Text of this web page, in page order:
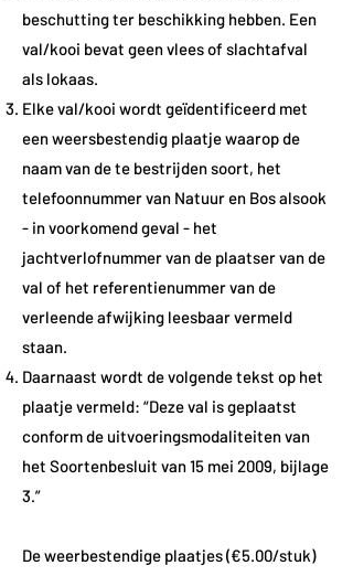
beschutting ter beschikking hebben. Een
val/kooi bevat geen vlees of slachtafval
als lokaas.
Elke val/kooi wordt geïdentificeerd met
een weersbestendig plaatje waarop de
naam van de te bestrijden soort, het
telefoonnummer van Natuur en Bos alsook
- in voorkomend geval - het
jachtverlofnummer van de plaatser van de
val of het referentienummer van de
verleende afwijking leesbaar vermeld
staan.
Daarnaast wordt de volgende tekst op het
plaatje vermeld: “Deze val is geplaatst
conform de uitvoeringsmodaliteiten van
het Soortenbesluit van 15 mei 2009, bijlage
3.”
De weerbestendige plaatjes (€5.00/stuk)